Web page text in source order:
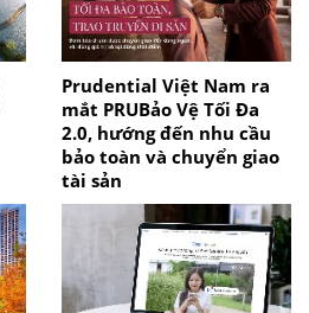
Prudential Việt Nam ra
mắt PRUBảo Vệ Tối Đa
2.0, hướng đến nhu cầu
bảo toàn và chuyển giao
tài sản